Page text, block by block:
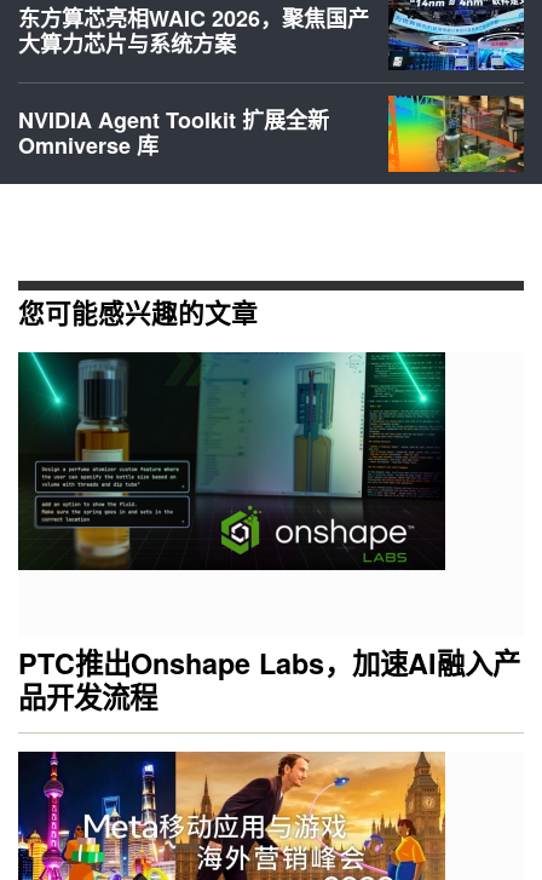
东方算芯亮相WAIC 2026，聚焦国产
大算力芯片与系统方案
NVIDIA Agent Toolkit 扩展全新
Omniverse 库
您可能感兴趣的文章
PTC推出Onshape Labs，加速AI融入产
品开发流程